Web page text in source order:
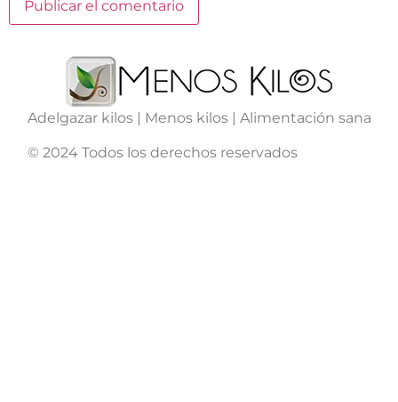
Adelgazar kilos | Menos kilos | Alimentación sana
© 2024 Todos los derechos reservados